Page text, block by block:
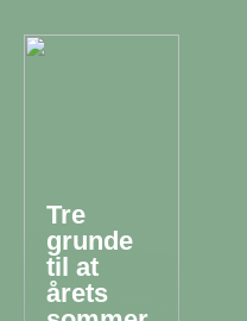
Tre
grunde
til at
årets